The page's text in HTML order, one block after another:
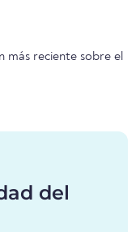
más reciente sobre el
del